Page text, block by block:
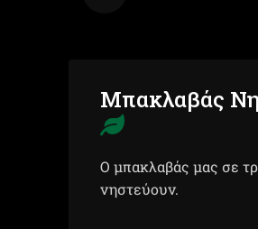
Μπακλαβάς
Ο μπακλαβάς μας σε
νηστεύουν.